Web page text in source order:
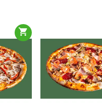
shopping_cart